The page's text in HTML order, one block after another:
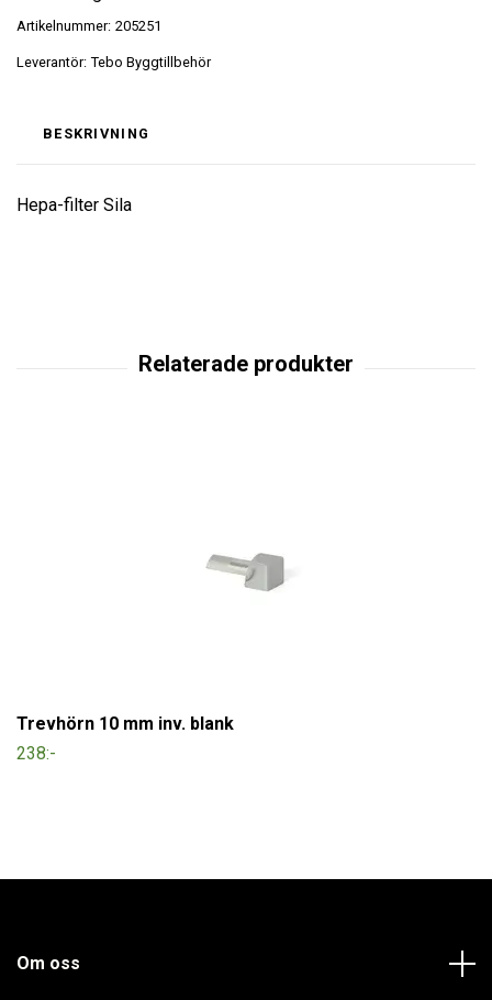
Artikelnummer: 205251
Leverantör: Tebo Byggtillbehör
BESKRIVNING
Hepa-filter Sila
Trevhörn 10 mm inv. blank
238:-
Om oss